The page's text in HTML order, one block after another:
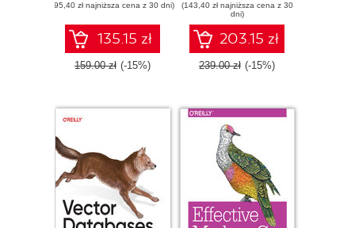
Project Lifecycle
(95,40 zł najniższa cena z 30 dni)
135.15 zł
159.00 zł (-15%)
(143,40 zł najniższa cena z 30
dni)
203.15 zł
239.00 zł (-15%)